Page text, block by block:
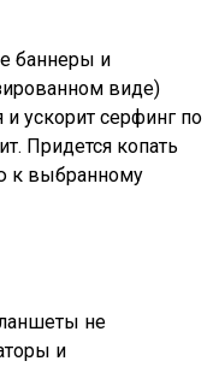
баннеры и
виде)
ускорит серфинг по
Придется копать
к выбранному
не
и